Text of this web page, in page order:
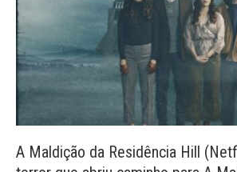
A Maldição da Residência Hill